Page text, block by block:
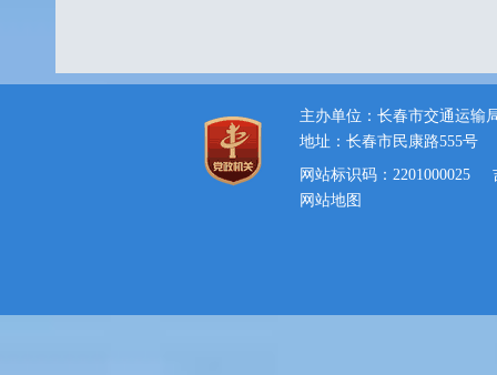
主办单位：长春市交通运输
地址：长春市民康路555号
网站标识码：2201000025
网站地图